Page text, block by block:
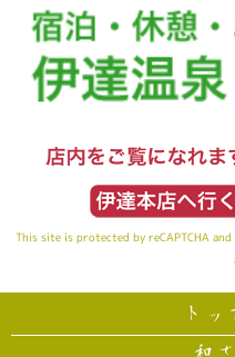
This site is protected by reCAPTCHA
トッ